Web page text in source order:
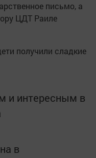
письмо, а
ЦДТ Раиле
получили сладкие
и интересным в
в